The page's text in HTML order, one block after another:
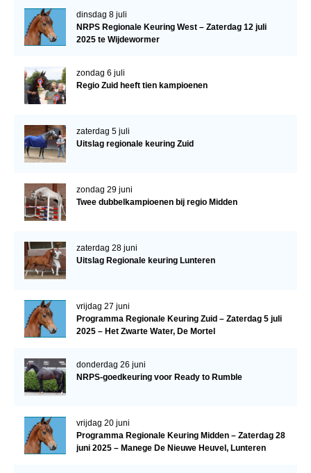
dinsdag 8 juli
NRPS Regionale Keuring West – Zaterdag 12 juli
2025 te Wijdewormer
zondag 6 juli
Regio Zuid heeft tien kampioenen
zaterdag 5 juli
Uitslag regionale keuring Zuid
zondag 29 juni
Twee dubbelkampioenen bij regio Midden
zaterdag 28 juni
Uitslag Regionale keuring Lunteren
vrijdag 27 juni
Programma Regionale Keuring Zuid – Zaterdag 5 juli
2025 – Het Zwarte Water, De Mortel
donderdag 26 juni
NRPS-goedkeuring voor Ready to Rumble
vrijdag 20 juni
Programma Regionale Keuring Midden – Zaterdag 28
juni 2025 – Manege De Nieuwe Heuvel, Lunteren